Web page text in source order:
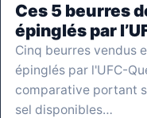
Ces 5 beurres
épinglés par
Cinq beurres vendus
épinglés par l'UFC-
comparative portant
sel disponibles…